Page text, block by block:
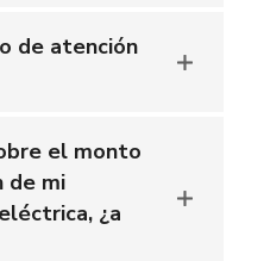
de atención
el monto
de mi
¿a